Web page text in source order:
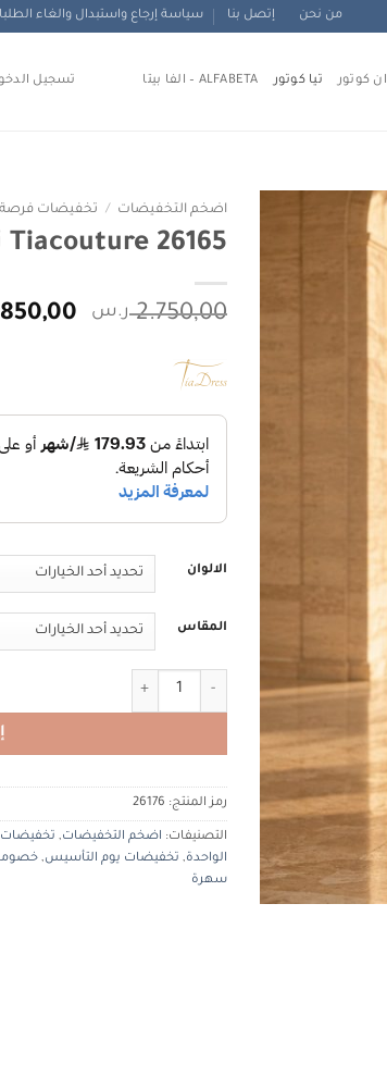
من نحن إتصل بنا سياسة إرجاع واستبدال والغاء
ان كوتور تيا كوتور ALFABETA – الفا بيتا تسجيل
اضخم التخفيضات / تخفيضات فرصة
Tiacouture 26165 تيا كوتور
2.750,00 ر.س
السعر
الالوان
المقاس
رمز المنتج: 26176
التصنيفات: اضخم التخفيضات, تخفيضات
الواحدة, تخفيضات يوم التأسيس,
سهرة